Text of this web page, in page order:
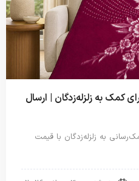
کمک به زلزله‌زدگان | ارسال
به زلزله‌زدگان با قیمت